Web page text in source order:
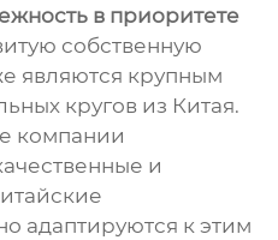
в приоритете
собственную
являются крупным
кругов из Китая.
компании
и
адаптируются к этим